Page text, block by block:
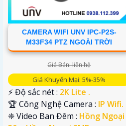
CAMERA WIFI UNV IPC-P2S-
M33F34 PTZ NGOÀI TRỜI
Giá Bán: liên hệ
Giá Khuyến Mại: 5%-35%
️⚡ Độ sắc nét : 2K Lite .
🏆 Công Nghệ Camera : IP Wifi.
❈ Video Ban Đêm : Hồng Ngoại